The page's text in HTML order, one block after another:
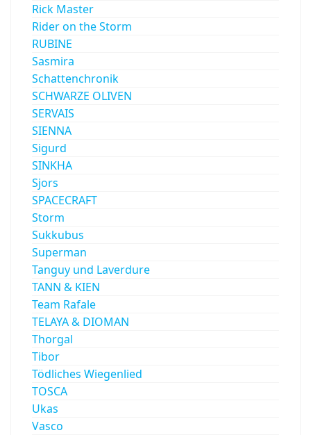
Rick Master
Rider on the Storm
RUBINE
Sasmira
Schattenchronik
SCHWARZE OLIVEN
SERVAIS
SIENNA
Sigurd
SINKHA
Sjors
SPACECRAFT
Storm
Sukkubus
Superman
Tanguy und Laverdure
TANN & KIEN
Team Rafale
TELAYA & DIOMAN
Thorgal
Tibor
Tödliches Wiegenlied
TOSCA
Ukas
Vasco